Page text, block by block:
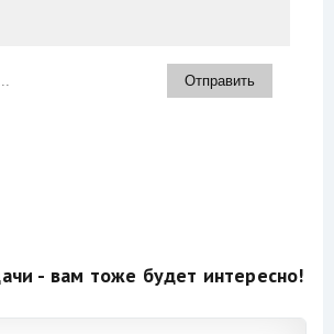
- вам тоже будет интересно!